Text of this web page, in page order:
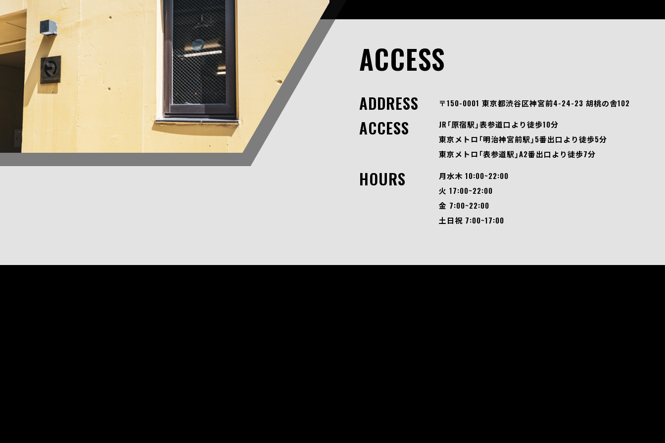
ACCESS
ADDRESS 〒150-0001 東京都渋谷区神宮前4-24-23 胡桃の舎102
ACCESS
JR「原宿駅」表参道口より徒歩10分
東京メトロ「明治神宮前駅」5番出口より徒歩5分
東京メトロ「表参道駅」A2番出口より徒歩7分
HOURS
月水木 10:00~22:00
火 17:00~22:00
金 7:00~22:00
土日祝 7:00~17:00